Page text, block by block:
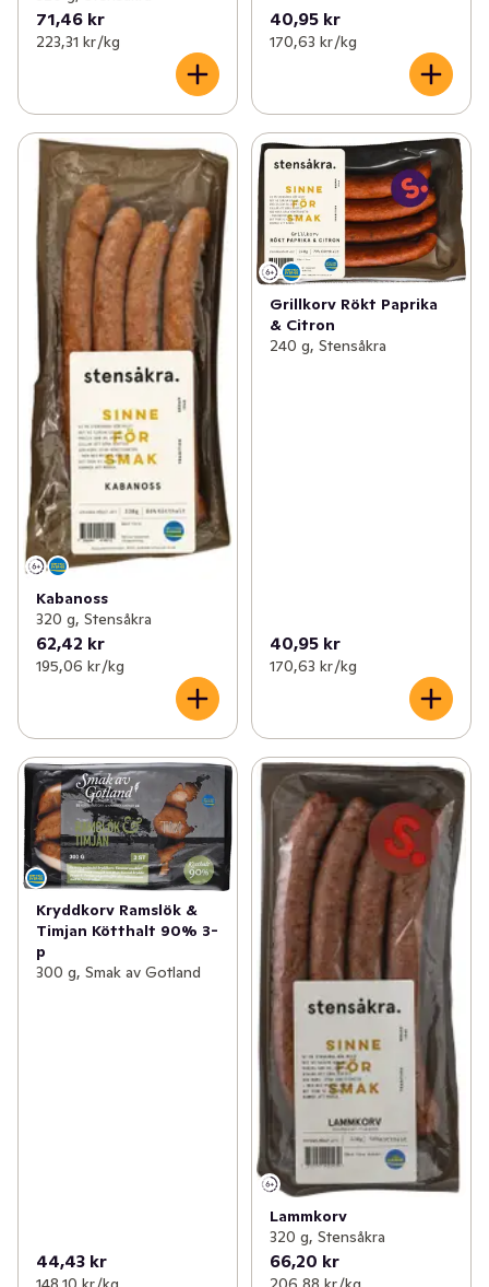
71,46 kr
223,31 kr /kg
40,95 kr
170,63 kr /kg
Kabanoss
320 g, Stensåkra
62,42 kr
195,06 kr /kg
Grillkorv Rökt Paprika
& Citron
240 g, Stensåkra
40,95 kr
170,63 kr /kg
Kryddkorv Ramslök &
Timjan Kötthalt 90% 3-
p
300 g, Smak av Gotland
44,43 kr
Lammkorv
320 g, Stensåkra
66,20 kr